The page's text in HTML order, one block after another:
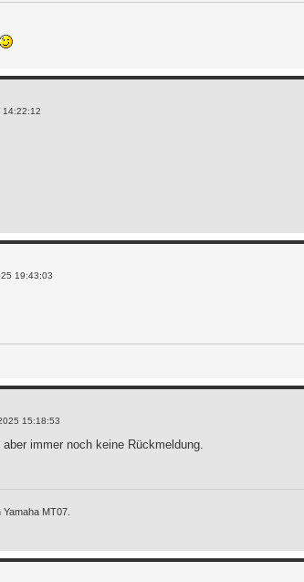
14:22:12
19:43:03
15:18:53
immer noch keine Rückmeldung.
MT07.